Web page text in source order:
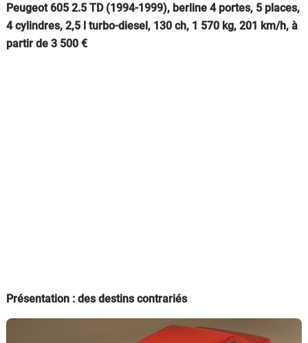
Peugeot 605 2.5 TD (1994-1999), berline 4 portes, 5 places,
4 cylindres, 2,5 l turbo-diesel, 130 ch, 1 570 kg, 201 km/h, à
partir de 3 500 €
Présentation : des destins contrariés